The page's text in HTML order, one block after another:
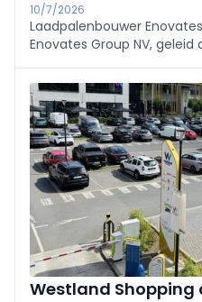
10/7/2026
Laadpalenbouwer
Enovates Group NV, geleid
met steun van
klantencontinuïteit,
laadoplossingen, open
bidirectionele V2G.
Westland Shopping